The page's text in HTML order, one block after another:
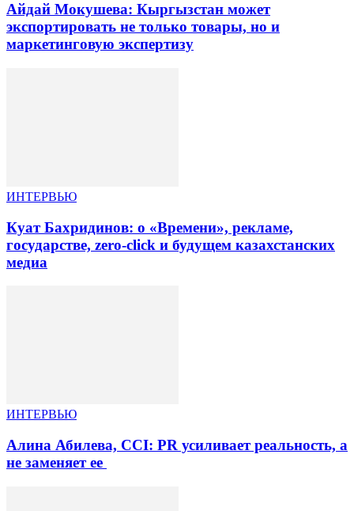
Айдай Мокушева: Кыргызстан может
экспортировать не только товары, но и
маркетинговую экспертизу
ИНТЕРВЬЮ
Куат Бахридинов: о «Времени», рекламе,
государстве, zero-click и будущем казахстанских
медиа
ИНТЕРВЬЮ
Алина Абилева, CCI: PR усиливает реальность, а
не заменяет ее